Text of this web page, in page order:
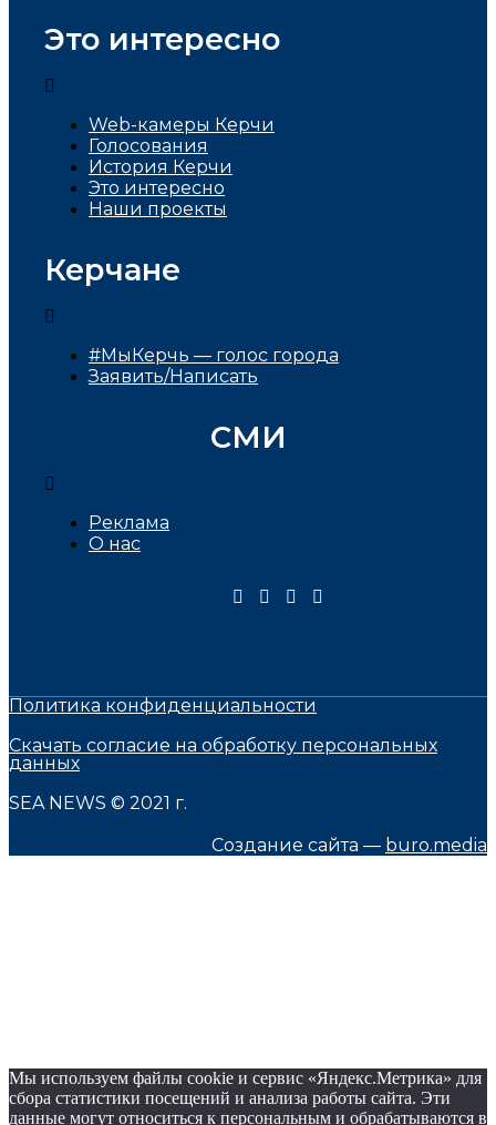
Это интересно
Web-камеры Керчи
Голосования
История Керчи
Это интересно
Наши проекты
Керчане
#МыКерчь — голос города
Заявить/Написать
СМИ
Реклама
О нас
Политика конфиденциальности
Скачать согласие на обработку персональных
данных
SEA NEWS © 2021 г.
Создание сайта — buro.media
Мы используем файлы cookie и сервис «Яндекс.Метрика» для
сбора статистики посещений и анализа работы сайта. Эти
данные могут относиться к персональным и обрабатываются в